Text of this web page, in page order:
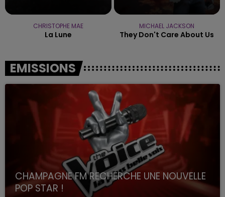
CHRISTOPHE MAE
La Lune
MICHAEL JACKSON
They Don't Care About Us
EMISSIONS
CHAMPAGNE FM RECHERCHE UNE NOUVELLE
POP STAR !